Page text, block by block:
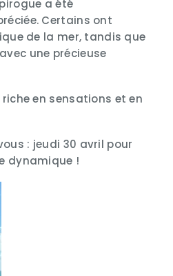
a été
Certains ont
de la mer, tandis que
une précieuse
riche en sensations et en
: jeudi 30 avril pour
dynamique !